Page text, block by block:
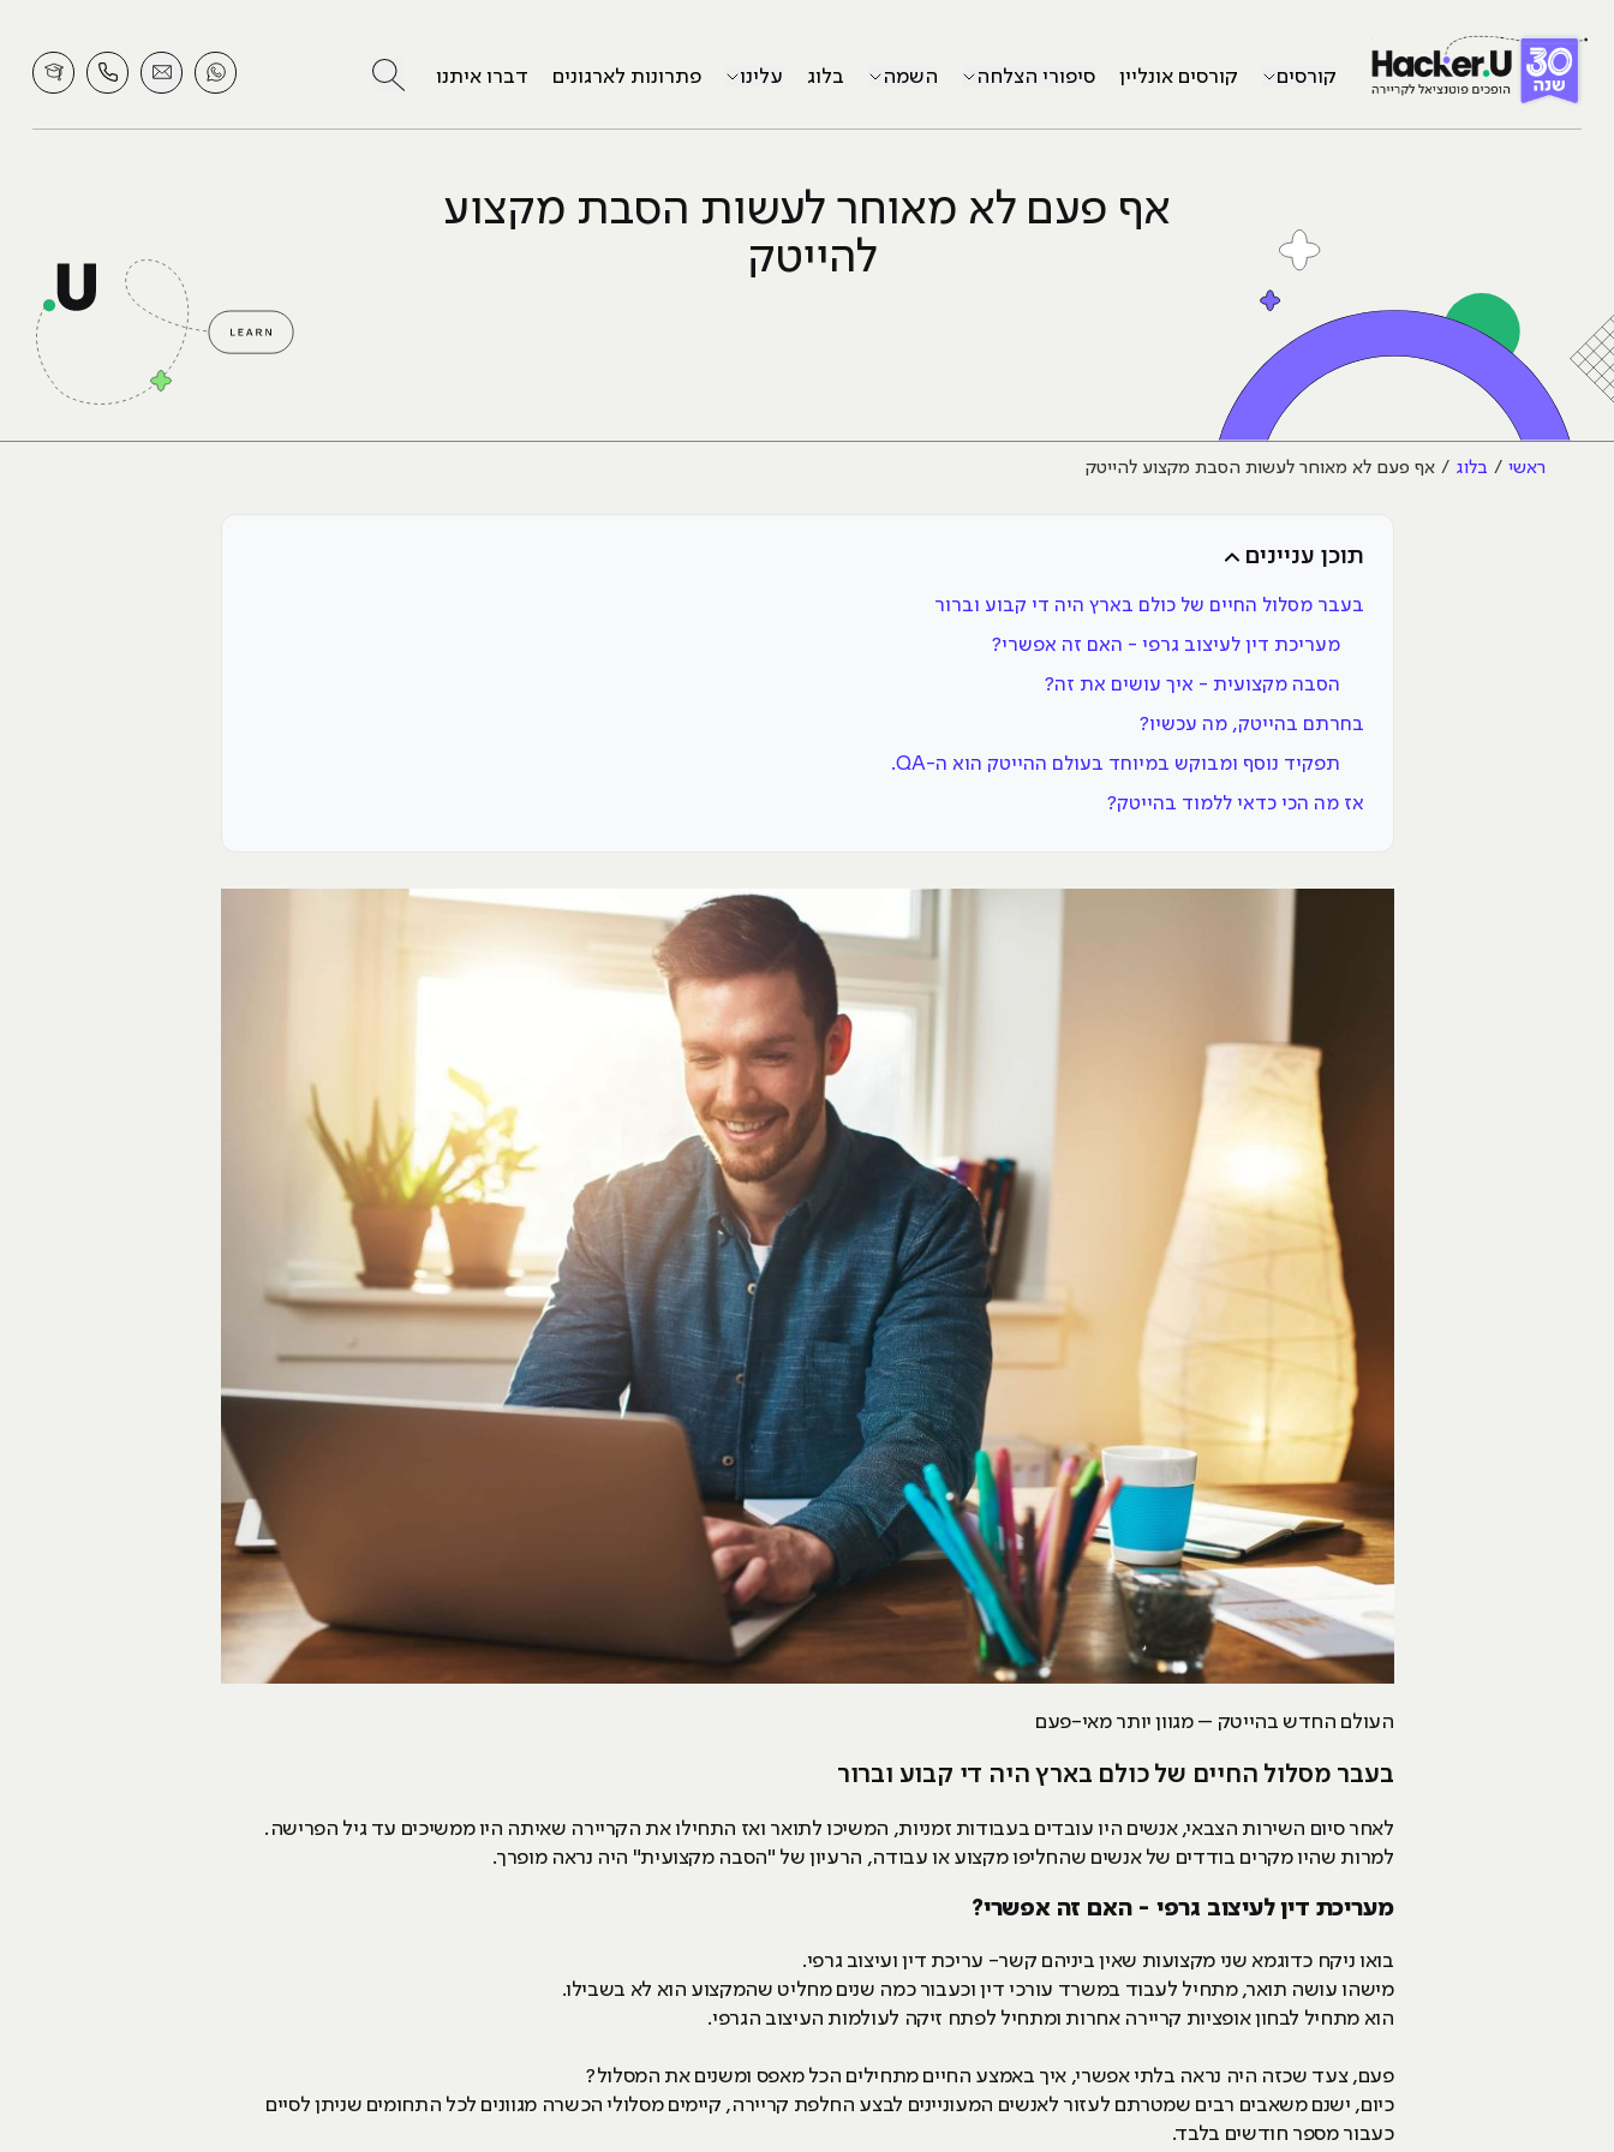
קורסים קורסים אונליין סיפורי הצלחה השמה בלוג עלינו פתרונות לארגונים דברו איתנו לחץ לחיפוש
אף פעם לא מאוחר לעשות הסבת מקצוע
להייטק
ראשי בלוג אף פעם לא מאוחר לעשות הסבת מקצוע להייטק
תוכן עניינים
בעבר מסלול החיים של כולם בארץ היה די קבוע וברור
מעריכת דין לעיצוב גרפי - האם זה אפשרי?
הסבה מקצועית - איך עושים את זה?
בחרתם בהייטק, מה עכשיו?
תפקיד נוסף ומבוקש במיוחד בעולם ההייטק הוא ה-QA.
אז מה הכי כדאי ללמוד בהייטק?
העולם החדש בהייטק – מגוון יותר מאי-פעם
בעבר מסלול החיים של כולם בארץ היה די קבוע וברור
לאחר סיום השירות הצבאי, אנשים היו עובדים בעבודות זמניות, המשיכו לתואר ואז התחילו את הקריירה שאיתה היו ממשיכים עד גיל הפרישה.
למרות שהיו מקרים בודדים של אנשים שהחליפו מקצוע או עבודה, הרעיון של "הסבה מקצועית" היה נראה מופרך.
מעריכת דין לעיצוב גרפי - האם זה אפשרי?
בואו ניקח כדוגמא שני מקצועות שאין ביניהם קשר- עריכת דין ועיצוב גרפי.
מישהו עושה תואר, מתחיל לעבוד במשרד עורכי דין וכעבור כמה שנים מחליט שהמקצוע הוא לא בשבילו.
הוא מתחיל לבחון אופציות קריירה אחרות ומתחיל לפתח זיקה לעולמות העיצוב הגרפי.
פעם, צעד שכזה היה נראה בלתי אפשרי, איך באמצע החיים מתחילים הכל מאפס ומשנים את המסלול?
כיום, ישנם משאבים רבים שמטרתם לעזור לאנשים המעוניינים לבצע החלפת קריירה, קיימים מסלולי הכשרה מגוונים לכל התחומים שניתן לסיים
כעבור מספר חודשים בלבד.